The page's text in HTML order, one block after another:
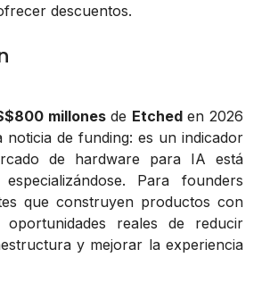
descuentos.
millonesde Etcheden 2026
noticia de funding: es un indicador
de hardware para IA está
Para founders
que construyen productos con
reales de reducir
y mejorar la experiencia